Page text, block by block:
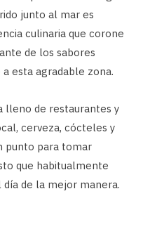
junto al mar es
culinaria que corone
de los sabores
esta agradable zona.
lleno de restaurantes y
cerveza, cócteles y
punto para tomar
que habitualmente
de la mejor manera.